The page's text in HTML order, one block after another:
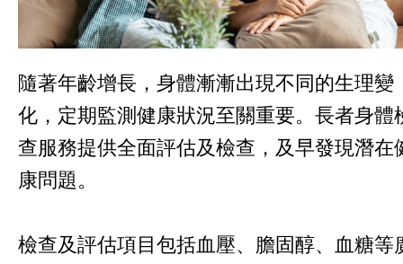
隨著年齡增長，身體漸漸出現不同的生理變
化，定期監測健康狀況至關重要。長者身體
查服務提供全面評估及檢查，及早發現潛在
康問題。
檢查及評估項目包括血壓、膽固醇、血糖等